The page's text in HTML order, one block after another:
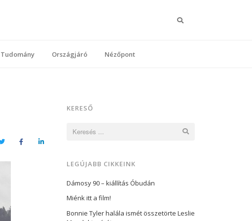
Tudomány Országjáró Nézőpont
TwitterFacebookLinkedIn
KERESŐ
LEGÚJABB CIKKEINK
Dámosy 90 – kiállítás Óbudán
Miénk itt a film!
Bonnie Tyler halála ismét összetörte Leslie